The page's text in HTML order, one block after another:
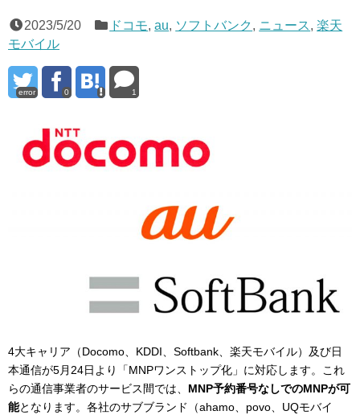
2023/5/20 ドコモ,au, ソフトバンク , ニュース,楽天
モバイル
error 0 1
4大キャリア（Docomo、KDDI、Softbank、楽天モバイル）及び日
本通信が5月24日より「MNPワンストップ化」に対応します。これ
らの通信事業者のサービス間では、 MNP予約番号なしでのMNPが可
能となります。各社のサブブランド（ahamo、povo、UQモバイ